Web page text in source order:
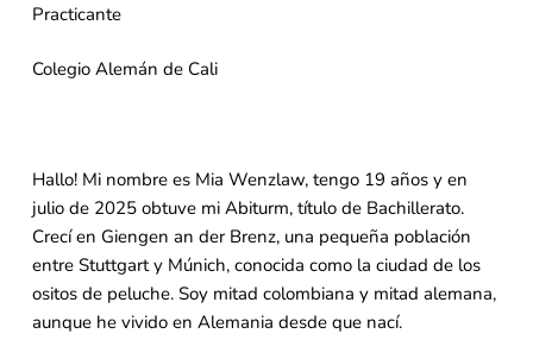
Practicante
Colegio Alemán de Cali
Hallo! Mi nombre es Mia Wenzlaw, tengo 19 años y en
julio de 2025 obtuve mi Abiturm, título de Bachillerato.
Crecí en Giengen an der Brenz, una pequeña población
entre Stuttgart y Múnich, conocida como la ciudad de los
ositos de peluche. Soy mitad colombiana y mitad alemana,
aunque he vivido en Alemania desde que nací.